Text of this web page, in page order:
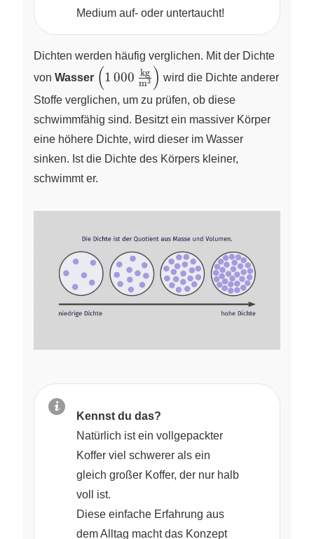
Medium auf‑ oder untertaucht!
Dichten werden häufig verglichen. Mit der Dichte
von Wasser \left(
1\,000\,\frac{\pu{kg}}
{\pu{m}^3} \right)
(1 000 m3
kg ) wird die Dichte anderer
Stoffe verglichen, um zu prüfen, ob diese
schwimmfähig sind. Besitzt ein massiver Körper
eine höhere Dichte, wird dieser im Wasser
sinken. Ist die Dichte des Körpers kleiner,
schwimmt er.
Kennst du das?
Natürlich ist ein vollgepackter
Koffer viel schwerer als ein
gleich großer Koffer, der nur halb
voll ist.
Diese einfache Erfahrung aus
dem Alltag macht das Konzept